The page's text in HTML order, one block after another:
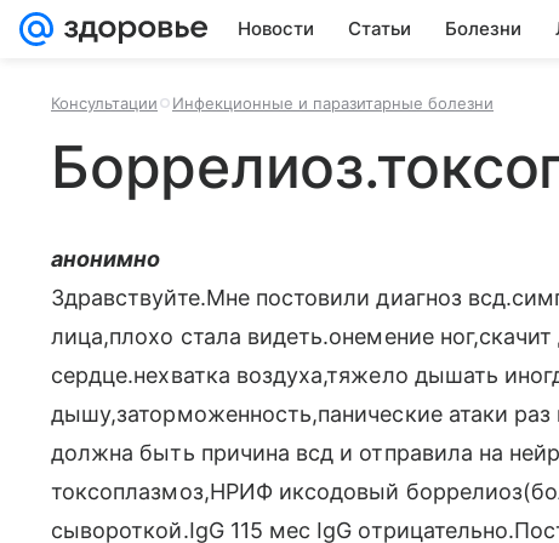
Новости Статьи Болезни
Консультации Инфекционные и паразитарные болезни
анонимно
Здравствуйте.Мне постовили диагноз
лица,плохо стала видеть.онемение
сердце.нехватка воздуха,тяжело дышать
дышу,заторможенность,панические атаки
должна быть причина всд и отправила на
токсоплазмоз,НРИФ иксодовый
сывороткой.IgG 115 мес IgG